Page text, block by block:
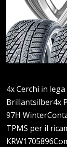
4x Cerchi in
Brillantsilber4x
97H
TPMS per il